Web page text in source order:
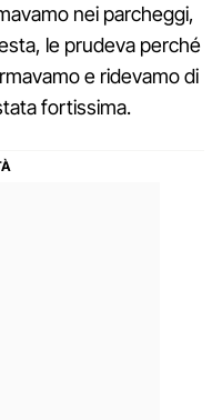
nei parcheggi,
le prudeva perché
e ridevamo di
fortissima.